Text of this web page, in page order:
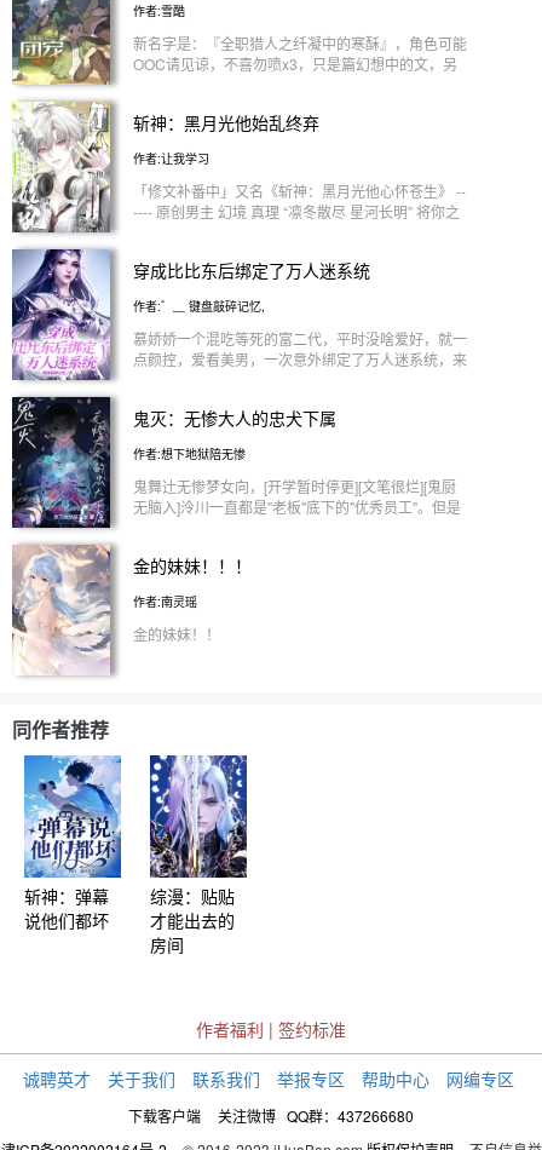
个“小哑巴”，同病相怜这么久的林七夜：...... —— 避
雷指南： 1拆官配严重，可磕可代想磕谁和女主一口
都行，但禁f 2原创女主私设多，没什么严谨逻辑，纯
大（我就是想写点自己爱看的）介意勿扰 4本人好说
求生欲词汇，我会慢慢学习） 5上班族更新不太稳定
6出现逻辑不通的地方全当我私设，是我水平不够！
7看过原著，会尽可能贴一下人设，出现ooc滑跪 8依
旧走原著剧情 9女主身份设定比较强，为了防止写了
逻辑的设定压制一下 10只是写点自己xp，如果有缘
遇到吃这一口的，祝大家阅文愉快
作者:雪酷
新名字是：『全职猎人之纤凝中的寒酥』，角色可能
OOC请见谅，不喜勿喷x3，只是篇幻想中的文，另
斩神：黑月光他始乱终弃
作者:让我学习
「修文补番中」又名《斩神：黑月光他心怀苍生》 --
---- 原创男主 幻境 真理 “凛冬散尽 星河长明” 将你之
羽的那一眼 他就沦陷其中了 安卿鱼 “我见众生皆草木
了反光 沈青竹 “以后，跟着我吧，我护着你” 无论他
是谁 无论他身在何处 他始终是沈青竹心里唯一的选
择 王面 “一起回家” 在这时间长河中 唯一不变的是永
不能和你一起回家了” 他们说心中有爱就不会害怕 好
主x司羽 all单向 万人迷
穿成比比东后绑定了万人迷系统
作者:゛﹏ 键盘敲碎记忆,
慕娇娇一个混吃等死的富二代，平时没啥爱好，就一
点颜控，爱看美男，一次意外绑定了万人迷系统，来
自我，而系统颁发的任务她很喜欢啊。 （无三观）
【无烬次元】无烬鬼火起，星河皆燃尽
鬼灭：无惨大人的忠犬下属
作者:想下地狱陪无惨
鬼舞辻无惨梦女向，[开学暂时停更][文笔很烂][鬼厨
无脑入]泠川一直都是"老板"底下的"优秀员工"。但是
年。尽管千年追妻路漫漫，但他仍会一直等着她。
么多心思了。。。" 堕姬:"不是，他都那么明显
了！！！你是木头吗？" 黑死牟:"其实。。。大人对你
金的妹妹！！！
作者:南灵瑶
金的妹妹！！
同作者推荐
斩神：弹幕
说他们都坏
综漫：贴贴
才能出去的
房间
作者福利 | 签约标准
诚聘英才 关于我们 联系我们 举报专区 帮助中心 网编专区
下载客户端 关注微博 QQ群：437266680